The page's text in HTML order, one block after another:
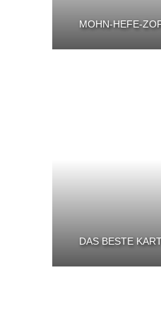
MOHN-HEFE-
DAS BESTE